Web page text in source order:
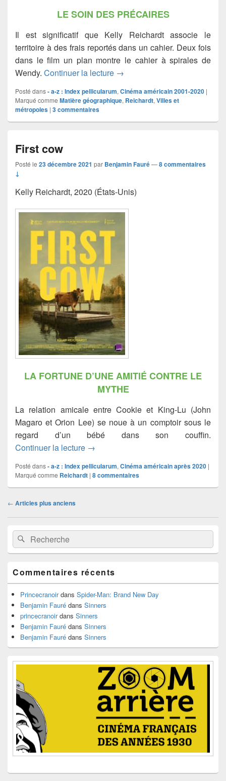
LE SOIN DES PRÉCAIRES
Il est significatif que Kelly Reichardt associe le
territoire à des frais reportés dans un cahier. Deux fois
dans le film un plan montre le cahier à spirales de
Wendy. Continuer la lecture Wendy et Lucy
→
Posté dans- a-z : Index pellicularum, Cinéma américain 2001-2020 |
Marqué comme Matière géographique, Reichardt, Villes et
métropoles | 3commentaires
First cow
Posté le 23 décembre 2021 par Benjamin Fauré—8 commentaires
↓
Kelly Reichardt, 2020 (États-Unis)
LA FORTUNE D’UNE AMITIÉ CONTRE LE
MYTHE
La relation amicale entre Cookie et King-Lu (John
Magaro et Orion Lee) se noue à un comptoir sous le
regard d’un bébé dans son couffin.
Continuer la lecture First cow
→
Posté dans- a-z : Index pellicularum, Cinéma américain après 2020 |
Marqué comme Reichardt | 8commentaires
Navigation
articles
← Articles plus anciens
Zone
principale
de
widget
barre
latérale
Recherche :Rechercher
Commentaires récents
Princecranoirdans Spider-Man: Brand New Day
Benjamin Fauré dans Sinners
princecranoirdans Sinners
Benjamin Fauré dans Sinners
Benjamin Fauré dans Sinners